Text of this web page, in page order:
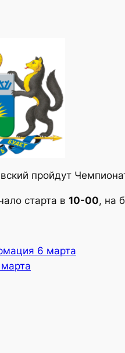
пройдут
старта в 10-00, на
6 марта